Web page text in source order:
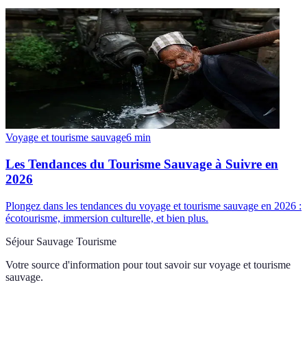
Voyage et tourisme sauvage6 min
Les Tendances du Tourisme Sauvage à Suivre en
2026
Plongez dans les tendances du voyage et tourisme sauvage en 2026 :
écotourisme, immersion culturelle, et bien plus.
Séjour Sauvage Tourisme
Votre source d'information pour tout savoir sur voyage et tourisme
sauvage.